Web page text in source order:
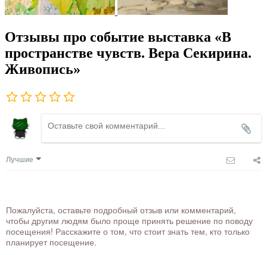
Отзывы про событие выставка «В
пространстве чувств. Вера Секирина.
Живопись»
Лучшие
Пожалуйста, оставьте подробный отзыв или комментарий,
чтобы другим людям было проще принять решение по поводу
посещения! Расскажите о том, что стоит знать тем, кто только
планирует посещение.